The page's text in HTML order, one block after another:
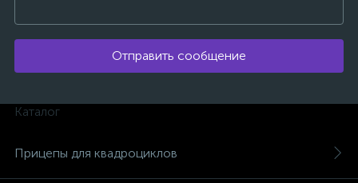
Отправить сообщение
Каталог
Прицепы для квадроциклов